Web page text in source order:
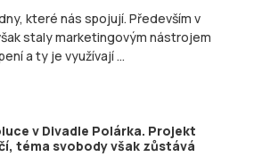
které nás spojují. Především v
staly marketingovým nástrojem
a ty je využívají ...
v Divadle Polárka. Projekt
téma svobody však zůstává